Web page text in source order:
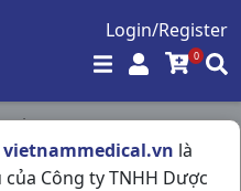
Login/Register
0
vietnammedical.vn là
Công ty TNHH Dược
Tế /
H1cái Omron